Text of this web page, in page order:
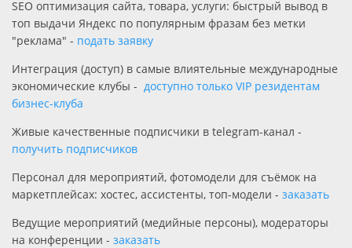
SEO оптимизация сайта, товара, услуги: быстрый вывод в
топ выдачи Яндекс по популярным фразам без метки
"реклама" - подать заявку
Интеграция (доступ) в самые влиятельные международные
экономические клубы - доступно только VIP резидентам
бизнес-клуба
Живые качественные подписчики в telegram-канал -
получить подписчиков
Персонал для мероприятий, фотомодели для съёмок на
маркетплейсах: хостес, ассистенты, топ-модели - заказать
Ведущие мероприятий (медийные персоны), модераторы
на конференции - заказать